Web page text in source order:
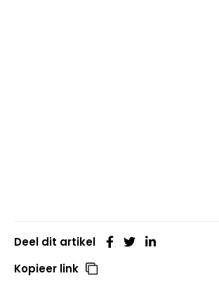
Deel dit artikel
Kopieer link